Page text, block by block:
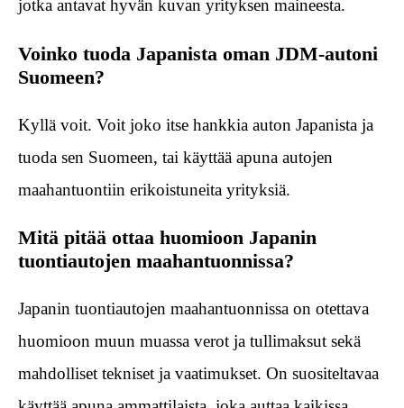
jotka antavat hyvän kuvan yrityksen maineesta.
Voinko tuoda Japanista oman JDM-autoni
Suomeen?
Kyllä voit. Voit joko itse hankkia auton Japanista ja
tuoda sen Suomeen, tai käyttää apuna autojen
maahantuontiin erikoistuneita yrityksiä.
Mitä pitää ottaa huomioon Japanin
tuontiautojen maahantuonnissa?
Japanin tuontiautojen maahantuonnissa on otettava
huomioon muun muassa verot ja tullimaksut sekä
mahdolliset tekniset ja vaatimukset. On suositeltavaa